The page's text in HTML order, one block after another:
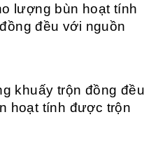
lượng bùn hoạt tính
đều với nguồn
khuấy trộn đồng đều
hoạt tính được trộn